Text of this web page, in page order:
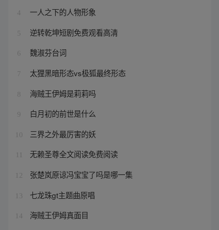
4 一人之下的人物形象
5 逆转乾坤短剧免费观看高清
6 魏淑芬台词
7 太狸黑暗形态vs极狐最终形态
8 海贼王伊姆是莉莉吗
9 白月初的前世是什么
10 三界之外最厉害的妖
无赖圣尊全文阅读免费阅读
12 张楚岚原谅冯宝宝了吗是哪一集
13 七龙珠gt主题曲原唱
14 海贼王伊姆真面目